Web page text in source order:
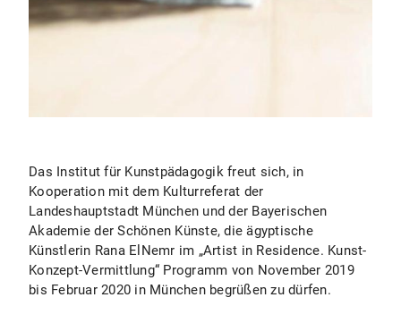
Das Institut für Kunstpädagogik freut sich, in
Kooperation mit dem Kulturreferat der
Landeshauptstadt München und der Bayerischen
Akademie der Schönen Künste, die ägyptische
Künstlerin Rana ElNemr im „Artist in Residence. Kunst-
Konzept-Vermittlung“ Programm von November 2019
bis Februar 2020 in München begrüßen zu dürfen.